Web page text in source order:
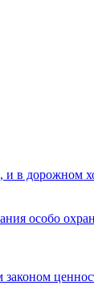
в дорожном
особо